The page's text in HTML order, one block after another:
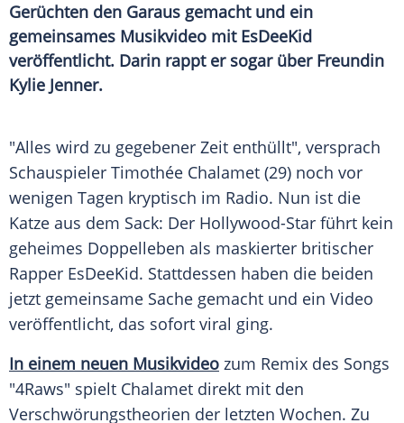
Gerüchten den Garaus gemacht und ein
gemeinsames Musikvideo mit EsDeeKid
veröffentlicht. Darin rappt er sogar über Freundin
Kylie Jenner.
"Alles wird zu gegebener Zeit enthüllt", versprach
Schauspieler Timothée Chalamet (29) noch vor
wenigen Tagen kryptisch im Radio. Nun ist die
Katze aus dem Sack: Der Hollywood-Star führt kein
geheimes Doppelleben als maskierter britischer
Rapper EsDeeKid. Stattdessen haben die beiden
jetzt gemeinsame Sache gemacht und ein Video
veröffentlicht, das sofort viral ging.
In einem neuen Musikvideo zum Remix des Songs
"4Raws" spielt Chalamet direkt mit den
Verschwörungstheorien der letzten Wochen. Zu